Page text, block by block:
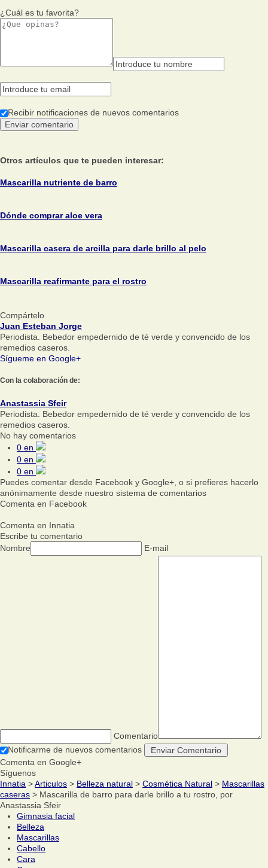
¿Cuál es tu favorita?
Recibir notificaciones de nuevos comentarios
Otros artículos que te pueden interesar:
Mascarilla nutriente de barro
Dónde comprar aloe vera
Mascarilla casera de arcilla para darle brillo al pelo
Mascarilla reafirmante para el rostro
Compártelo
Juan Esteban Jorge
Periodista. Bebedor empedernido de té verde y convencido de los
remedios caseros.
Sígueme en Google+
Con la colaboración de:
Anastassia Sfeir
Periodista. Bebedor empedernido de té verde y convencido de los
remedios caseros.
No hay comentarios
0 en
0 en
0 en
Puedes comentar desde Facebook y Google+, o si prefieres hacerlo
anónimamente desde nuestro sistema de comentarios
Comenta en Facebook
Comenta en Innatia
Escribe tu comentario
Nombre
E-mail
Comentario
Notificarme de nuevos comentarios
Comenta en Google+
Síguenos
Innatia >Articulos > Belleza natural > Cosmética Natural > Mascarillas
caseras > Mascarilla de barro para darle brillo a tu rostro, por
Anastassia Sfeir
Gimnasia facial
Belleza
Mascarillas
Cabello
Cara